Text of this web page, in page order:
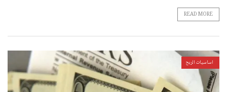
READ MORE
اساسيات الربح